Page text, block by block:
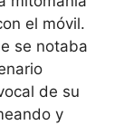
el móvil.
se notaba
de su
y